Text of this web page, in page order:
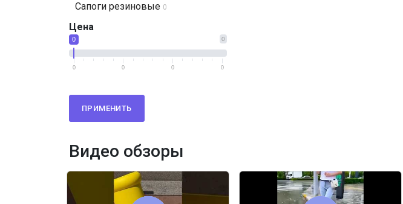
Сапоги резиновые 0
Цена
0
0
0 0 0 0
ПРИМЕНИТЬ
Видео обзоры